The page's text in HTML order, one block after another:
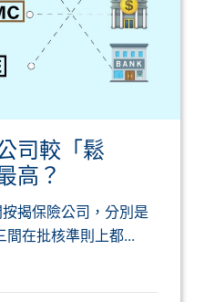
司較「鬆
高？
揭保險公司，分別是
間在批核準則上都...